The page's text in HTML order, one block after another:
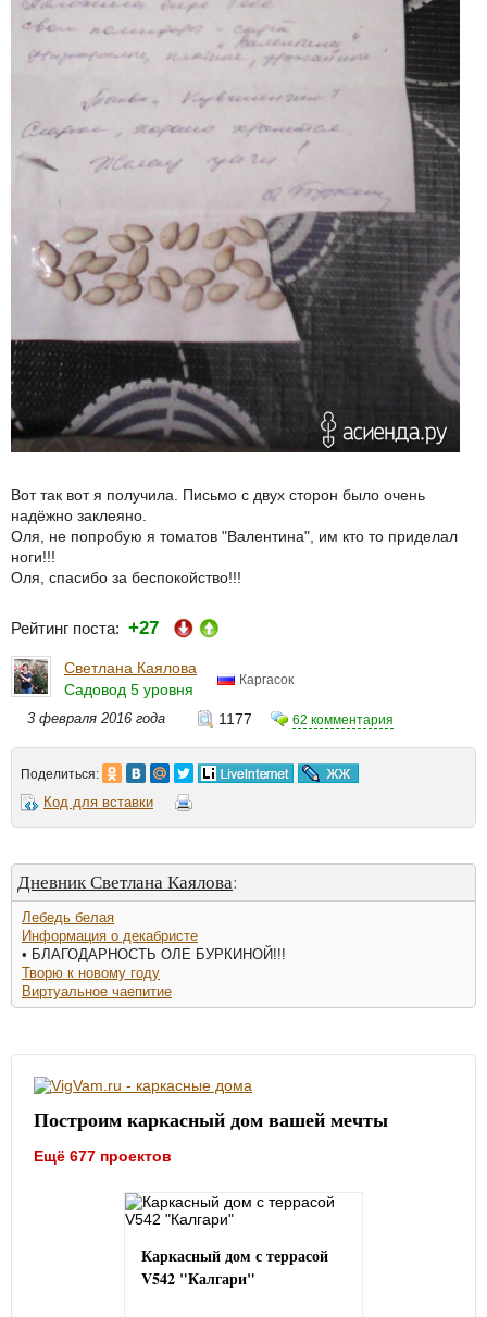
Вот так вот я получила. Письмо с двух сторон было очень
надёжно заклеяно.
Оля, не попробую я томатов "Валентина", им кто то приделал
ноги!!!
Оля, спасибо за беспокойство!!!
Рейтинг поста: +27
Светлана Каялова
Садовод 5 уровня
Каргасок
3 февраля 2016 года 1177 62 комментария
Поделиться:
Код для вставки
Дневник Светлана Каялова:
Лебедь белая
Информация о декабристе
• БЛАГОДАРНОСТЬ ОЛЕ БУРКИНОЙ!!!
Творю к новому году
Виртуальное чаепитие
Построим каркасный дом вашей мечты
Ещё 677 проектов
Каркасный дом с террасой
V542 "Калгари"